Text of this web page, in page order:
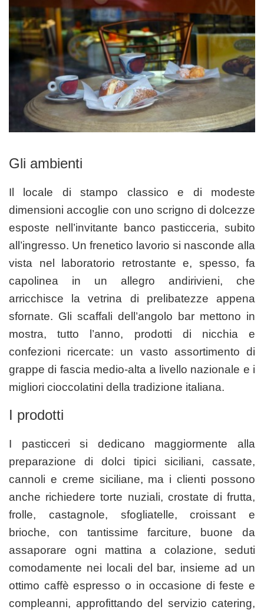
Gli ambienti
Il locale di stampo classico e di modeste
dimensioni accoglie con uno scrigno di dolcezze
esposte nell’invitante banco pasticceria, subito
all’ingresso. Un frenetico lavorio si nasconde alla
vista nel laboratorio retrostante e, spesso, fa
capolinea in un allegro andirivieni, che
arricchisce la vetrina di prelibatezze appena
sfornate. Gli scaffali dell’angolo bar mettono in
mostra, tutto l’anno, prodotti di nicchia e
confezioni ricercate: un vasto assortimento di
grappe di fascia medio-alta a livello nazionale e i
migliori cioccolatini della tradizione italiana.
I prodotti
I pasticceri si dedicano maggiormente alla
preparazione di dolci tipici siciliani, cassate,
cannoli e creme siciliane, ma i clienti possono
anche richiedere torte nuziali, crostate di frutta,
frolle, castagnole, sfogliatelle, croissant e
brioche, con tantissime farciture, buone da
assaporare ogni mattina a colazione, seduti
comodamente nei locali del bar, insieme ad un
ottimo caffè espresso o in occasione di feste e
compleanni, approfittando del servizio catering,